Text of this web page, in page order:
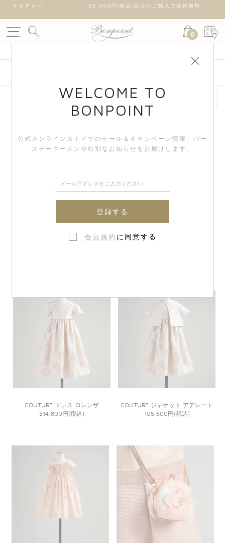
33,000円(税込)以上のご購入で送料無料
0
COUTURE ブラウス レポルディー
COUTURE ジャケット レモネード
COUTURE ドレス ロレンザ
514,800円(税込)
COUTURE ジャケット アデレート
105,600円(税込)
WELCOME TO
BONPOINT
公式オンラインストアでのセール＆キャンペーン情報、 バー
スデークーポンや特別なお知らせをお届けします。
登録する
会員規約 に同意する